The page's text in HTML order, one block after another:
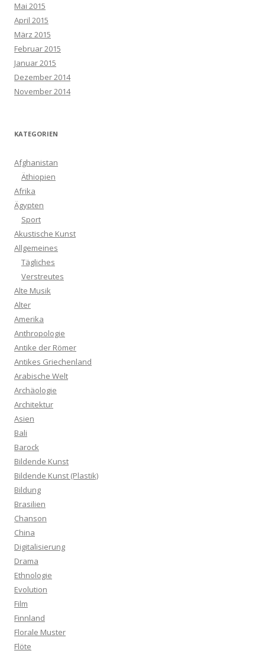
Mai 2015
April 2015
März 2015
Februar 2015
Januar 2015
Dezember 2014
November 2014
KATEGORIEN
Afghanistan
Äthiopien
Afrika
Ägypten
Sport
Akustische Kunst
Allgemeines
Tägliches
Verstreutes
Alte Musik
Alter
Amerika
Anthropologie
Antike der Römer
Antikes Griechenland
Arabische Welt
Archäologie
Architektur
Asien
Bali
Barock
Bildende Kunst
Bildende Kunst (Plastik)
Bildung
Brasilien
Chanson
China
Digitalisierung
Drama
Ethnologie
Evolution
Film
Finnland
Florale Muster
Flöte